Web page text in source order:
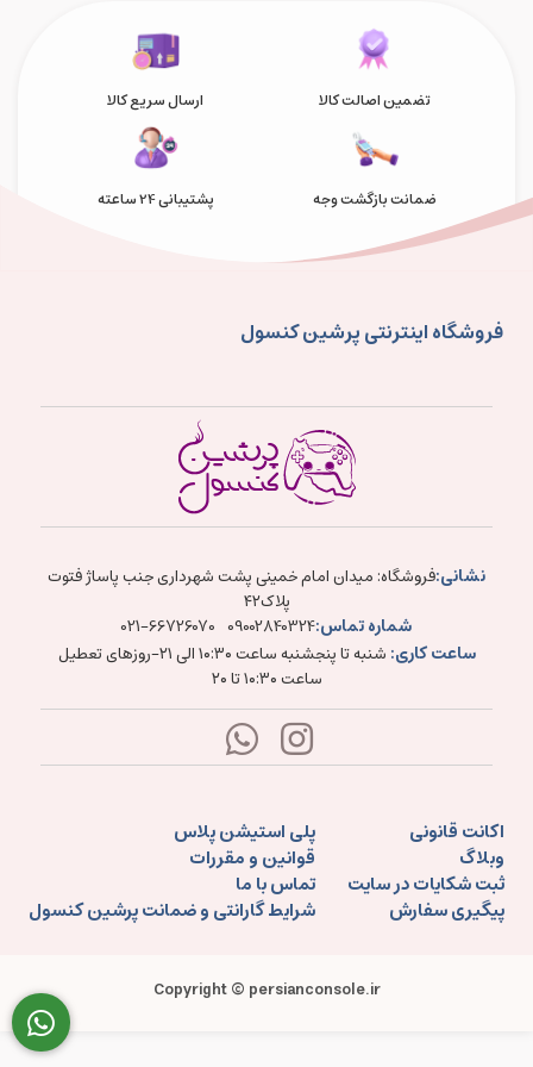
تضمین اصالت کالا ارسال سریع کالا
ضمانت بازگشت وجه پشتیبانی 24 ساعته
فروشگاه اینترنتی پرشین کنسول
نشانی:فروشگاه: میدان امام خمینی پشت شهرداری جنب پاساژ فتوت
پلاک۴۲
شماره تماس:09002840324
021-66726070
ساعت کاری:
شنبه تا پنجشنبه ساعت ۱۰:۳۰ الی ۲۱-روزهای تعطیل
ساعت ۱۰:۳۰ تا ۲۰
اکانت قانونی
پلی استیشن پلاس
وبلاگ
قوانین و مقررات
ثبت شکایات در سایت
تماس با ما
پیگیری سفارش
شرایط گارانتی و ضمانت پرشین کنسول
Copyright © persianconsole.ir